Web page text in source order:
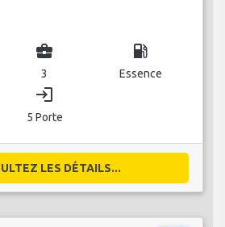
business_center
3
local_gas_station
Essence
login
5 Porte
LES DÉTAILS...